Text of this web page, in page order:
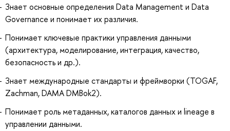
Знает основные определения Data Management и Data
Governance и понимает их различия.
Понимает ключевые практики управления данными
(архитектура, моделирование, интеграция, качество,
безопасность и др.).
Знает международные стандарты и фреймворки (TOGAF,
Zachman, DAMA DMBok2).
Понимает роль метаданных, каталогов данных и lineage в
управлении данными.